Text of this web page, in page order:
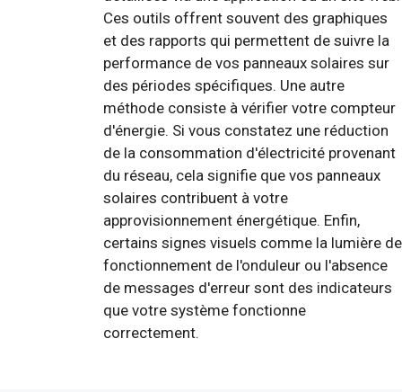
Ces outils offrent souvent des graphiques
et des rapports qui permettent de suivre la
performance de vos panneaux solaires sur
des périodes spécifiques. Une autre
méthode consiste à vérifier votre compteur
d'énergie. Si vous constatez une réduction
de la consommation d'électricité provenant
du réseau, cela signifie que vos panneaux
solaires contribuent à votre
approvisionnement énergétique. Enfin,
certains signes visuels comme la lumière de
fonctionnement de l'onduleur ou l'absence
de messages d'erreur sont des indicateurs
que votre système fonctionne
correctement.